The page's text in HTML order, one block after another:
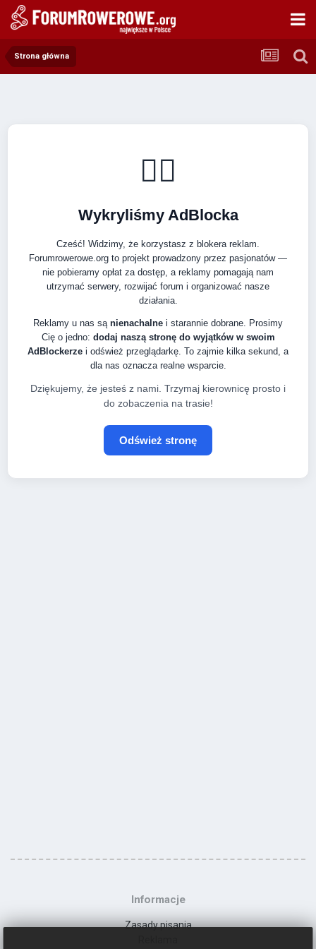
Strona główna
🚴‍♂️
Wykryliśmy AdBlocka
Cześć! Widzimy, że korzystasz z blokera reklam.
Forumrowerowe.org to projekt prowadzony przez pasjonatów —
nie pobieramy opłat za dostęp, a reklamy pomagają nam
utrzymać serwery, rozwijać forum i organizować nasze
działania.
Reklamy u nas są nienachalne i starannie dobrane. Prosimy
Cię o jedno: dodaj naszą stronę do wyjątków w swoim
AdBlockerze i odśwież przeglądarkę. To zajmie kilka sekund, a
dla nas oznacza realne wsparcie.
Dziękujemy, że jesteś z nami. Trzymaj kierownicę prosto i
do zobaczenia na trasie!
Odśwież stronę
Informacje
Zasady pisania